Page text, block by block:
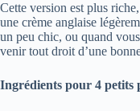
Cette version est plus
une crème anglaise
un peu chic, ou quand
venir tout droit d’une
Ingrédients pour 4 petits